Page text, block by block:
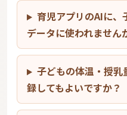
育児アプリのAIに、
データに使われません
子どもの体温・授
録してもよいですか？